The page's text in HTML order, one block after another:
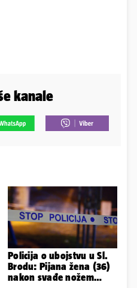
kanale
Policija o ubojstvu u Sl.
Brodu: Pijana žena (36)
nakon svađe nožem